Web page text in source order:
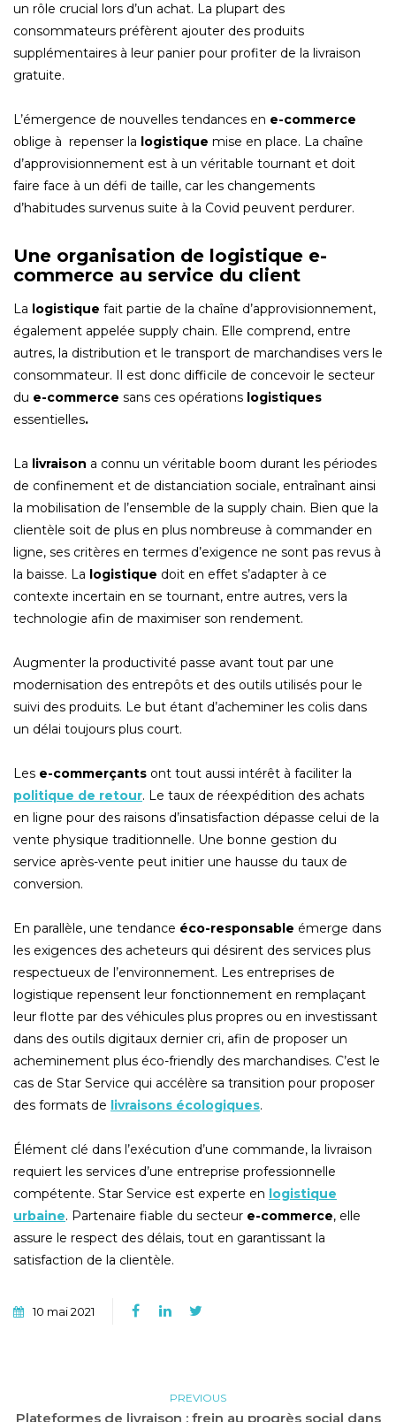
un rôle crucial lors d’un achat. La plupart des
consommateurs préfèrent ajouter des produits
supplémentaires à leur panier pour profiter de la livraison
gratuite.
L’émergence de nouvelles tendances en e-commerce
oblige à repenser la logistique mise en place. La chaîne
d’approvisionnement est à un véritable tournant et doit
faire face à un défi de taille, car les changements
d’habitudes survenus suite à la Covid peuvent perdurer.
Une organisation de logistique e-
commerce au service du client
La logistique fait partie de la chaîne d’approvisionnement,
également appelée supply chain. Elle comprend, entre
autres, la distribution et le transport de marchandises vers le
consommateur. Il est donc difficile de concevoir le secteur
du e-commerce sans ces opérations logistiques
essentielles.
La livraison a connu un véritable boom durant les périodes
de confinement et de distanciation sociale, entraînant ainsi
la mobilisation de l’ensemble de la supply chain. Bien que la
clientèle soit de plus en plus nombreuse à commander en
ligne, ses critères en termes d’exigence ne sont pas revus à
la baisse. La logistique doit en effet s’adapter à ce
contexte incertain en se tournant, entre autres, vers la
technologie afin de maximiser son rendement.
Augmenter la productivité passe avant tout par une
modernisation des entrepôts et des outils utilisés pour le
suivi des produits. Le but étant d’acheminer les colis dans
un délai toujours plus court.
Les e-commerçants ont tout aussi intérêt à faciliter la
politique de retour. Le taux de réexpédition des achats
en ligne pour des raisons d’insatisfaction dépasse celui de la
vente physique traditionnelle. Une bonne gestion du
service après-vente peut initier une hausse du taux de
conversion.
En parallèle, une tendance éco-responsable émerge dans
les exigences des acheteurs qui désirent des services plus
respectueux de l’environnement. Les entreprises de
logistique repensent leur fonctionnement en remplaçant
leur flotte par des véhicules plus propres ou en investissant
dans des outils digitaux dernier cri, afin de proposer un
acheminement plus éco-friendly des marchandises. C’est le
cas de Star Service qui accélère sa transition pour proposer
des formats de livraisons écologiques.
Élément clé dans l’exécution d’une commande, la livraison
requiert les services d’une entreprise professionnelle
compétente. Star Service est experte en logistique
urbaine. Partenaire fiable du secteur e-commerce, elle
assure le respect des délais, tout en garantissant la
satisfaction de la clientèle.
10 mai 2021
PREVIOUS
Plateformes de livraison : frein au progrès social dans